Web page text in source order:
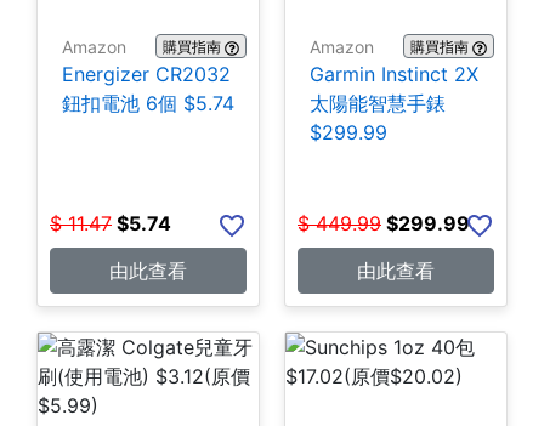
Amazon 購買指南
Energizer CR2032
鈕扣電池 6個 $5.74
$ 11.47 $5.74
由此查看
Amazon 購買指南
Garmin Instinct 2X
太陽能智慧手錶
$299.99
$ 449.99 $299.99
由此查看